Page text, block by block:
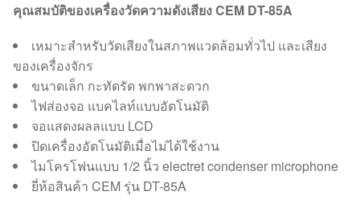
คุณสมบัติของเครื่องวัดความดังเสียง CEM DT-85A
เหมาะสำหรับวัดเสียงในสภาพแวดล้อมทั่วไป และเสียง
ของเครื่องจักร
ขนาดเล็ก กะทัดรัด พกพาสะดวก
ไฟส่องจอ แบคไลท์แบบอัตโนมัติ
จอแสดงผลลแบบ LCD
ปิดเครื่องอัตโนมัติเมื่อไม่ได้ใช้งาน
ไมโครโฟนแบบ 1/2 นิ้ว electret condenser microphone
ยี่ห้อสินค้า CEM รุ่น DT-85A